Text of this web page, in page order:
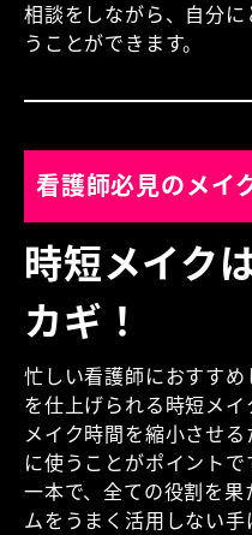
相談をしながら、自分
うことができます。
看護師必見のメイ
時短メイク
カギ！
忙しい看護師におすす
を仕上げられる時短メイ
メイク時間を縮小させ
に使うことがポイント
一本で、全ての役割を
ムをうまく活用しない